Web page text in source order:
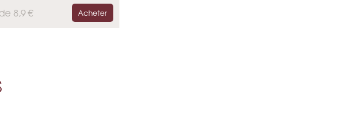
8,9 € Acheter